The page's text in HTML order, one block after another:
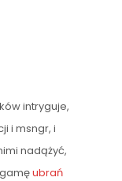
intryguje,
i msngr, i
nadążyć,
ubrań